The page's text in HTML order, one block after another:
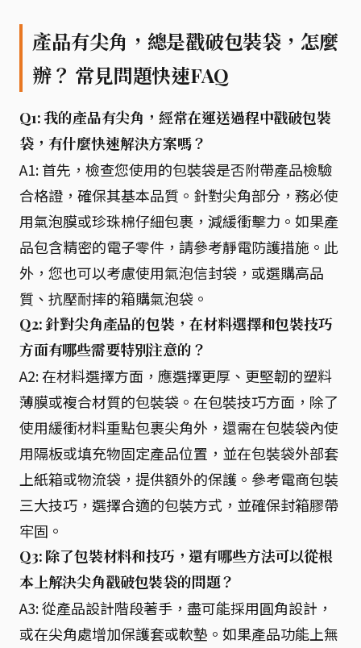
產品有尖角，總是戳破包裝袋，怎麼
辦？ 常見問題快速FAQ
Q1: 我的產品有尖角，經常在運送過程中戳破包裝
袋，有什麼快速解決方案嗎？
A1: 首先，檢查您使用的包裝袋是否附帶產品檢驗
合格證，確保其基本品質。針對尖角部分，務必使
用氣泡膜或珍珠棉仔細包裹，減緩衝擊力。如果產
品包含精密的電子零件，請參考靜電防護措施。此
外，您也可以考慮使用氣泡信封袋，或選購高品
質、抗壓耐摔的箱購氣泡袋。
Q2: 針對尖角產品的包裝，在材料選擇和包裝技巧
方面有哪些需要特別注意的？
A2: 在材料選擇方面，應選擇更厚、更堅韌的塑料
薄膜或複合材質的包裝袋。在包裝技巧方面，除了
使用緩衝材料重點包裹尖角外，還需在包裝袋內使
用隔板或填充物固定產品位置，並在包裝袋外部套
上紙箱或物流袋，提供額外的保護。參考電商包裝
三大技巧，選擇合適的包裝方式，並確保封箱膠帶
牢固。
Q3: 除了包裝材料和技巧，還有哪些方法可以從根
本上解決尖角戳破包裝袋的問題？
A3: 從產品設計階段著手，盡可能採用圓角設計，
或在尖角處增加保護套或軟墊。如果產品功能上無